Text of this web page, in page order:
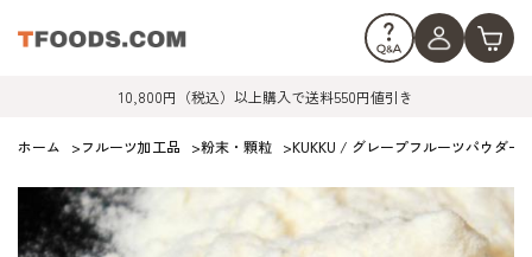
10,800円（税込）以上購入で送料550円値引き
ホーム >フルーツ加工品 >粉末・顆粒 >KUKKU / グレープフルーツパウダー